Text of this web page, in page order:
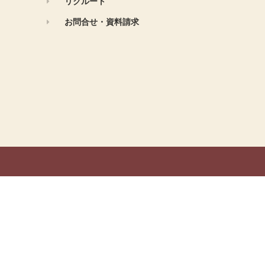
お問合せ・資料請求